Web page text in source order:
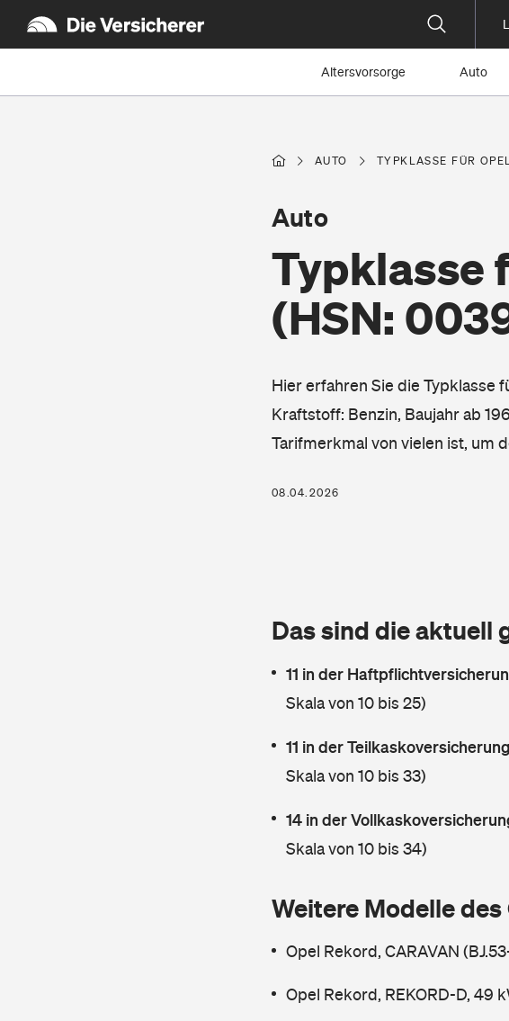
Altersvorsorge Auto
AUTO TYPKLASSE FÜR
Typklasse
(HSN:
Auto
Hier erfahren Sie die Typklasse
Kraftstoff: Benzin, Baujahr ab
Tarifmerkmal von vielen ist, um
08.04.2026
Das sind die aktuell
11 in der
Skala von 10 bis 25)
11 in der Teilkaskoversicherung
Skala von 10 bis 33)
14 in der
Skala von 10 bis 34)
Weitere Modelle
Opel Rekord, CARAVAN
Opel Rekord, REKORD-D, 49